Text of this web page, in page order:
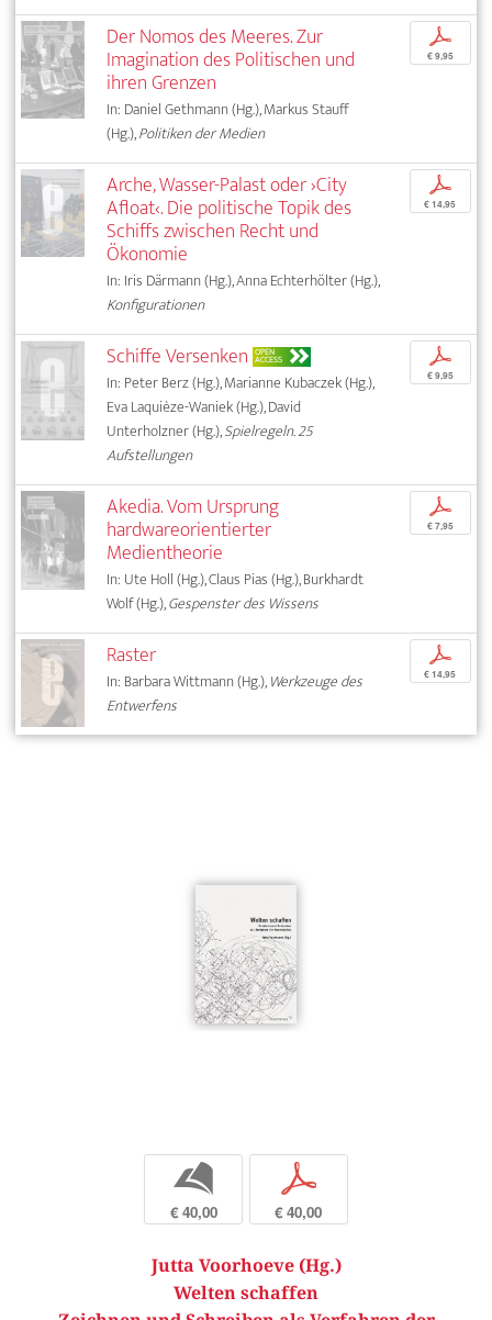
Der Nomos des Meeres. Zur
Imagination des Politischen und
ihren Grenzen
In: Daniel Gethmann (Hg.), Markus Stauff
(Hg.),Politiken der Medien
p
€ 9,95
Arche, Wasser-Palast oder ›City
Afloat‹. Die politische Topik des
Schiffs zwischen Recht und
Ökonomie
In: Iris Därmann (Hg.), Anna Echterhölter (Hg.),
Konfigurationen
p
€ 14,95
Schiffe Versenken OPEN
ACCESS
In: Peter Berz (Hg.), Marianne Kubaczek (Hg.),
Eva Laquièze-Waniek (Hg.), David
Unterholzner (Hg.),Spielregeln. 25
Aufstellungen
p
€ 9,95
Akedia. Vom Ursprung
hardwareorientierter
Medientheorie
In: Ute Holl (Hg.), Claus Pias (Hg.), Burkhardt
Wolf (Hg.),Gespenster des Wissens
p
€ 7,95
Raster
In: Barbara Wittmann (Hg.),Werkzeuge des
Entwerfens
p
€ 14,95
b
€ 40,00
p
€ 40,00
Jutta Voorhoeve (Hg.)
Welten schaffen